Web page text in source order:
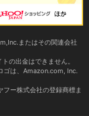
またはその関連会社
の出金はできません。
ゴは、Amazon.com, Inc.
ー株式会社の登録商標ま